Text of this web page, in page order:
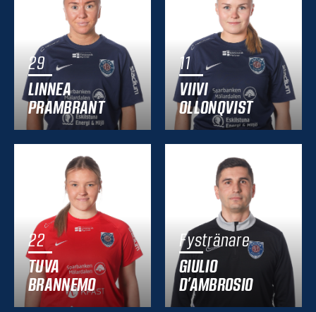
29
LINNEA
PRAMBRANT
11
VIIVI
OLLONQVIST
22
TUVA
BRANNEMO
Fystränare
GIULIO
D’AMBROSIO